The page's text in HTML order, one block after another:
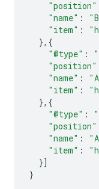
"position"
"name" :
"item" :
},{
"@type" :
"position"
"name" :
"item" :
},{
"@type" :
"position"
"name" :
"item" :
}]
}